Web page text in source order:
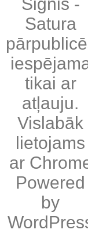
Satura
tikai ar
atļauju.
Vislabāk
lietojams
ar
Powered
by